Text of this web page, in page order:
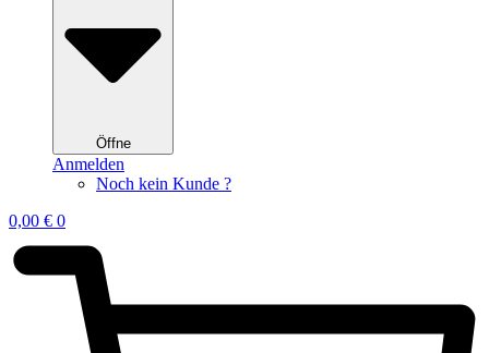
Öffne
Anmelden
Noch kein Kunde ?
0,00 € 0